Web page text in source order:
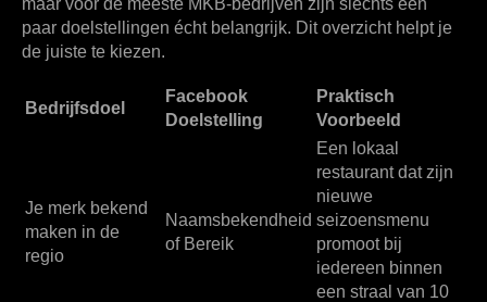
maar voor de meeste MKB-bedrijven zijn slechts een
paar doelstellingen écht belangrijk. Dit overzicht helpt je
de juiste te kiezen.
Bedrijfsdoel
Facebook
Doelstelling
Praktisch
Voorbeeld
Je merk bekend
maken in de
regio
Naamsbekendheid
of Bereik
Een lokaal
restaurant dat zijn
nieuwe
seizoensmenu
promoot bij
iedereen binnen
een straal van 10